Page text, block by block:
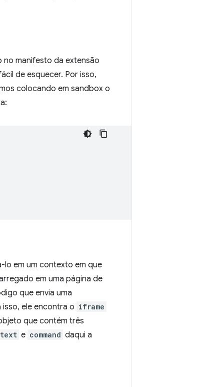
no manifesto da extensão
de esquecer. Por isso,
colocando em sandbox o
lo em um contexto em que
em uma página de
que envia uma
ele encontra o iframe
que contém três
e command daqui a